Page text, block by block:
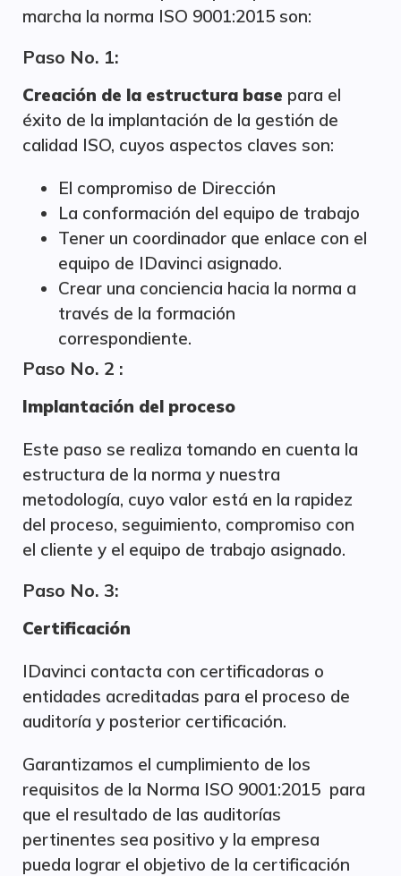
marcha la norma ISO 9001:2015 son:
Paso No. 1:
Creación de la estructura base para el
éxito de la implantación de la gestión de
calidad ISO, cuyos aspectos claves son:
El compromiso de Dirección
La conformación del equipo de trabajo
Tener un coordinador que enlace con el
equipo de IDavinci asignado.
Crear una conciencia hacia la norma a
través de la formación
correspondiente.
Paso No. 2 :
Implantación del proceso
Este paso se realiza tomando en cuenta la
estructura de la norma y nuestra
metodología, cuyo valor está en la rapidez
del proceso, seguimiento, compromiso con
el cliente y el equipo de trabajo asignado.
Paso No. 3:
Certificación
IDavinci contacta con certificadoras o
entidades acreditadas para el proceso de
auditoría y posterior certificación.
Garantizamos el cumplimiento de los
requisitos de la Norma ISO 9001:2015 para
que el resultado de las auditorías
pertinentes sea positivo y la empresa
pueda lograr el objetivo de la certificación